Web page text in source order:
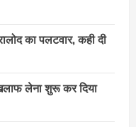
का पलटवार, कही दी
लेना शुरू कर दिया